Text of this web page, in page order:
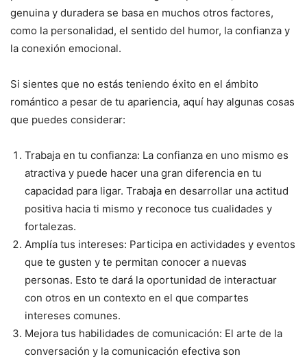
genuina y duradera se basa en muchos otros factores,
como la personalidad, el sentido del humor, la confianza y
la conexión emocional.
Si sientes que no estás teniendo éxito en el ámbito
romántico a pesar de tu apariencia, aquí hay algunas cosas
que puedes considerar:
Trabaja en tu confianza: La confianza en uno mismo es
atractiva y puede hacer una gran diferencia en tu
capacidad para ligar. Trabaja en desarrollar una actitud
positiva hacia ti mismo y reconoce tus cualidades y
fortalezas.
Amplía tus intereses: Participa en actividades y eventos
que te gusten y te permitan conocer a nuevas
personas. Esto te dará la oportunidad de interactuar
con otros en un contexto en el que compartes
intereses comunes.
Mejora tus habilidades de comunicación: El arte de la
conversación y la comunicación efectiva son